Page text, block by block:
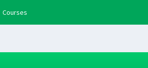
Courses